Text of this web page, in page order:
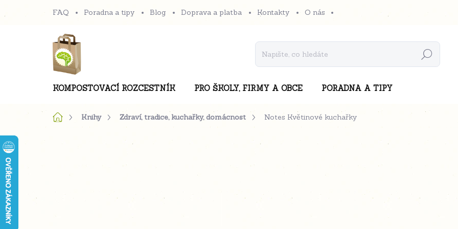
na
FAQ Poradna a tipy Blog Doprava a platba Kontakty O nás
Hledat
KOMPOSTOVACÍ ROZCESTNÍK PRO ŠKOLY, FIRMY A OBCE PORADNA A TIPY
DomůKnihy Zdraví, tradice, kuchařky, domácnost Notes Květinové kuchařky